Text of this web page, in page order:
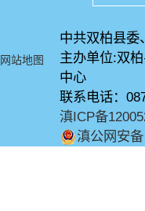
网站地图
中共双柏县委
主办单位:双
中心
联系电话：
滇ICP备
滇公网安